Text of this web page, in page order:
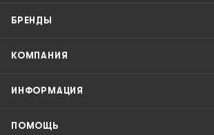
БРЕНДЫ
КОМПАНИЯ
ИНФОРМАЦИЯ
ПОМОЩЬ